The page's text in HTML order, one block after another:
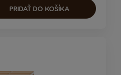
PRIDAŤ DO KOŠÍKA